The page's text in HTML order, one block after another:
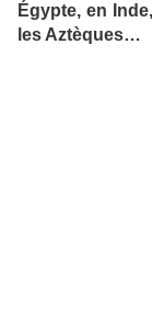
Égypte, en
les Aztèques…